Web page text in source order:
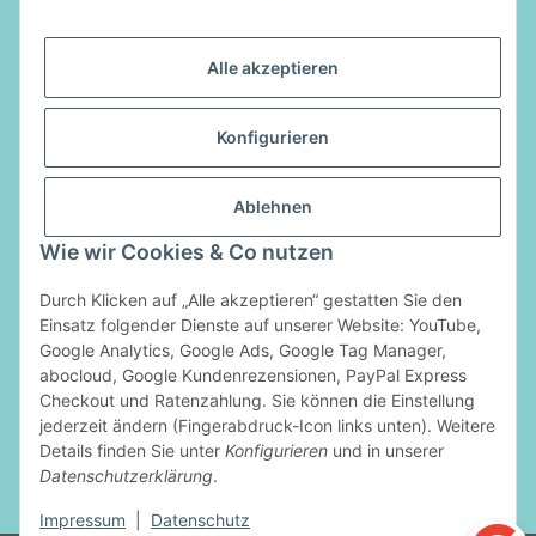
Alle akzeptieren
Konfigurieren
Ablehnen
Wie wir Cookies & Co nutzen
Durch Klicken auf „Alle akzeptieren“ gestatten Sie den
Einsatz folgender Dienste auf unserer Website: YouTube,
Google Analytics, Google Ads, Google Tag Manager,
abocloud, Google Kundenrezensionen, PayPal Express
Checkout und Ratenzahlung. Sie können die Einstellung
jederzeit ändern (Fingerabdruck-Icon links unten). Weitere
Details finden Sie unter Konfigurieren und in unserer
Datenschutzerklärung.
Impressum Datenschutz
Informationen
Gesetzliche Informationen
Zahlungsarten